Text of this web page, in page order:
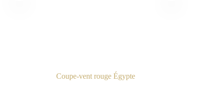
Coupe-vent rouge Égypte